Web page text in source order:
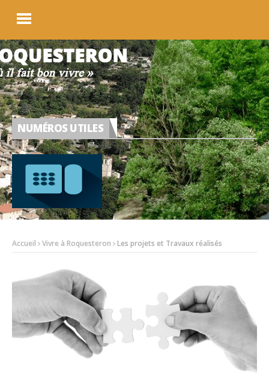
NUMÉROS UTILES
Accueil Vivre à Roquesteron Les projets et Travaux réalisés